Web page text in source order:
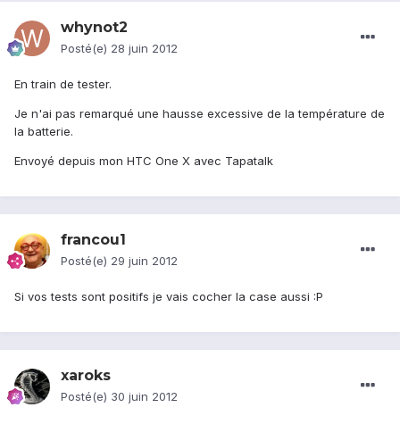
whynot2
Posté(e) 28 juin 2012
En train de tester.
Je n'ai pas remarqué une hausse excessive de la température de
la batterie.
Envoyé depuis mon HTC One X avec Tapatalk
francou1
Posté(e) 29 juin 2012
Si vos tests sont positifs je vais cocher la case aussi :P
xaroks
Posté(e) 30 juin 2012